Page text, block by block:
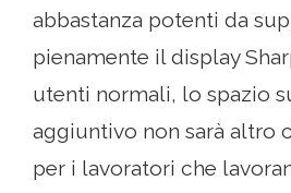
abbastanza potenti da
pienamente il display
utenti normali, lo spazio
aggiuntivo non sarà altro
per i lavoratori che